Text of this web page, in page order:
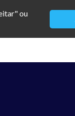
ou
Palestras